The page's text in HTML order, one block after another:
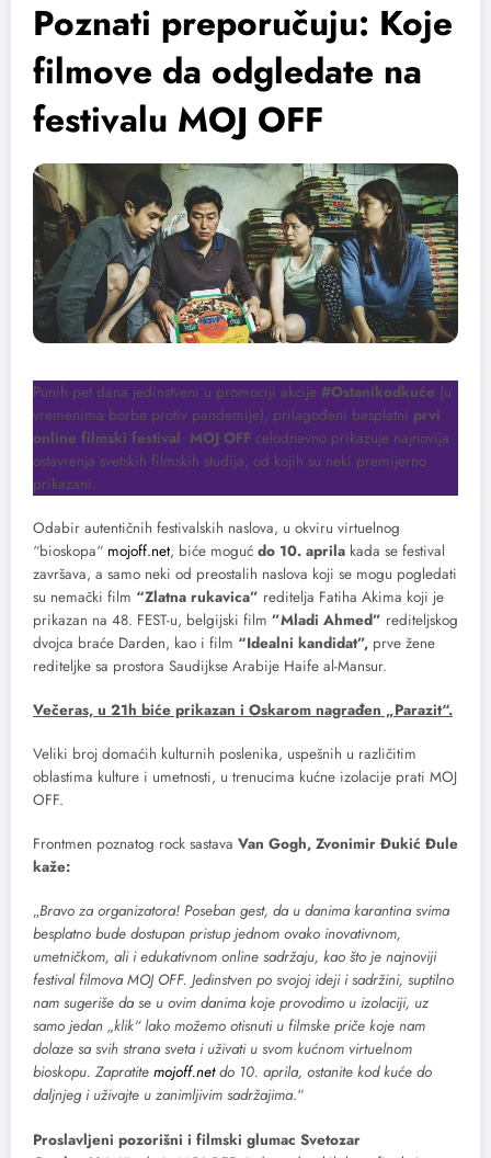
Poznati preporučuju: Koje
filmove da odgledate na
festivalu MOJ OFF
Punih pet dana jedinstveni u promociji akcije #Ostanikodkuće (u
vremenima borbe protiv pandemije), prilagođeni besplatni prvi
online filmski festival MOJ OFF celodnevno prikazuje najnovija
ostavrenja svetskih filmskih studija, od kojih su neki premijerno
prikazani.
Odabir autentičnih festivalskih naslova, u okviru virtuelnog
“bioskopa“ mojoff.net, biće moguć do 10. aprila kada se festival
završava, a samo neki od preostalih naslova koji se mogu pogledati
su nemački film “Zlatna rukavica” reditelja Fatiha Akima koji je
prikazan na 48. FEST-u, belgijski film ”Mladi Ahmed” rediteljskog
dvojca braće Darden, kao i film “Idealni kandidat”, prve žene
rediteljke sa prostora Saudijkse Arabije Haife al-Mansur.
Večeras, u 21h biće prikazan i Oskarom nagrađen „Parazit“.
Veliki broj domaćih kulturnih poslenika, uspešnih u različitim
oblastima kulture i umetnosti, u trenucima kućne izolacije prati MOJ
OFF.
Frontmen poznatog rock sastava Van Gogh, Zvonimir Đukić Đule
kaže:
„Bravo za organizatora! Poseban gest, da u danima karantina svima
besplatno bude dostupan pristup jednom ovako inovativnom,
umetničkom, ali i edukativnom online sadržaju, kao što je najnoviji
festival filmova MOJ OFF. Jedinstven po svojoj ideji i sadržini, suptilno
nam sugeriše da se u ovim danima koje provodimo u izolaciji, uz
samo jedan „klik“ lako možemo otisnuti u filmske priče koje nam
dolaze sa svih strana sveta i uživati u svom kućnom virtuelnom
bioskopu. Zapratite mojoff.netdo 10. aprila, ostanite kod kuće do
daljnjeg i uživajte u zanimljivim sadržajima.“
Proslavljeni pozorišni i filmski glumac Svetozar